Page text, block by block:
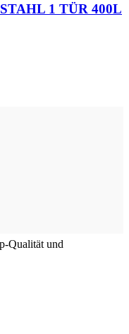
1 TÜR 400L
Qualität und